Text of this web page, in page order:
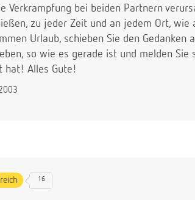
Verkrampfung bei beiden Partnern
zu jeder Zeit und an jedem Ort,
Urlaub, schieben Sie den
so wie es gerade ist und melden Sie
hat! Alles Gute!
16